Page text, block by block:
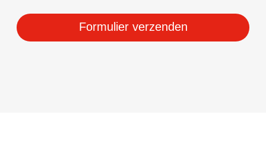
Formulier verzenden